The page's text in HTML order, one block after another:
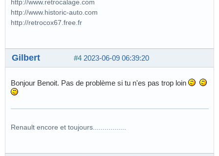
http://www.retrocalage.com
http://www.historic-auto.com
http://retrocox67.free.fr
#4 2023-06-09 06:39:20
Gilbert
Bonjour Benoit. Pas de problème si tu n'es pas trop loin
Renault encore et toujours.................